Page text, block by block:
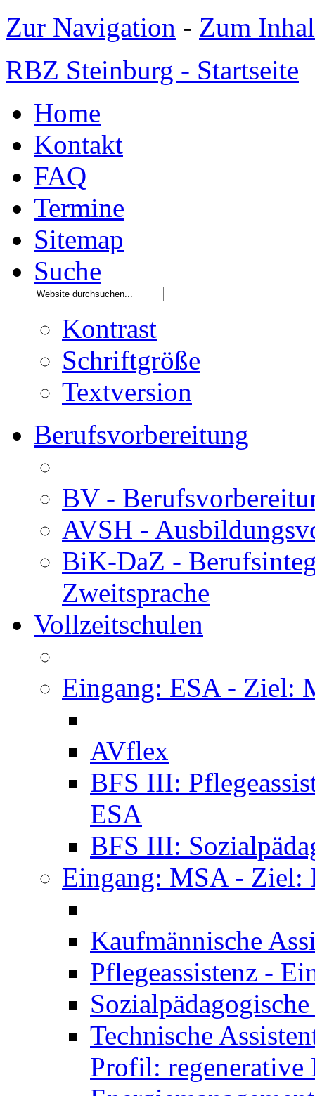
Zur Navigation - Zum
RBZ Steinburg - Startseite
Home
Kontakt
FAQ
Termine
Sitemap
Suche
Kontrast
Schriftgröße
Textversion
Berufsvorbereitung
BV -
AVSH -
BiK-DaZ -
Zweitsprache
Vollzeitschulen
Eingang: ESA - Ziel:
AVflex
BFS III:
ESA
BFS III:
Eingang: MSA - Ziel:
Kaufmännische
Pflegeassistenz -
Technische
Profil: regenerative